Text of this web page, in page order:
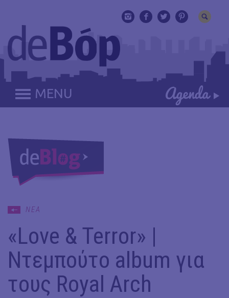
MENU
ΝΕΑ
«Love & Terror» |
Ντεμπούτο album για
τους Royal Arch